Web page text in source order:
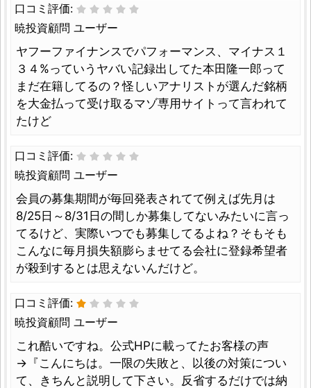
口コミ評価:
暁投資顧問 ユーザー
ヤフーファイナンスでパフォーマンス、マイナス１
３４%っていうヤバい記録出してた本田隆一郎って
まだ在籍してるの？怪しいアナリストが選んだ銘柄
を大金払って受け取るマゾ専用サイトって言われて
たけど
口コミ評価:
暁投資顧問 ユーザー
会員の募集期間が毎回発表されてて例えば先月は
8/25日～8/31日の間しか募集してないみたいに言っ
てるけど、実際いつでも募集してるよね？そもそも
こんなに毎月損失額膨らませてる会社に登録希望者
が殺到するとは思えないんだけど。
口コミ評価:
暁投資顧問 ユーザー
これ酷いですね。公式HPに載ってたお客様の声
→『こんにちは。一限の失敗と、以後の対策につい
て、きちんと説明して下さい。反省するだけでは納